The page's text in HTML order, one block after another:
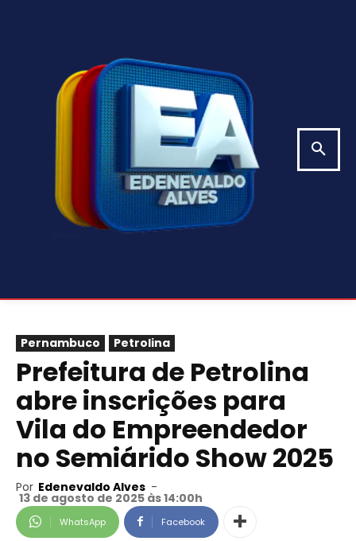
Pernambuco Petrolina
Prefeitura de Petrolina
abre inscrições para
Vila do Empreendedor
no Semiárido Show 2025
Por Edenevaldo Alves -
13 de agosto de 2025 às 14:00h
WhatsApp Facebook